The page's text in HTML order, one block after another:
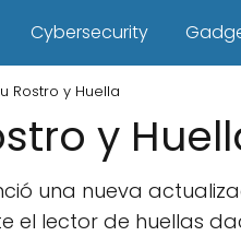
Cybersecurity
Rostro y Huella
y
una nueva
lector de huellas